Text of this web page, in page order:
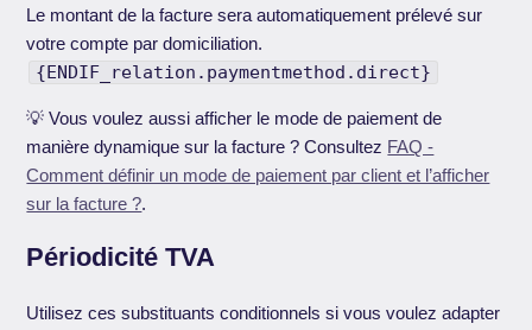
Le montant de la facture sera automatiquement prélevé sur
votre compte par domiciliation.
{ENDIF_relation.paymentmethod.direct}
💡 Vous voulez aussi afficher le mode de paiement de
manière dynamique sur la facture ? Consultez FAQ -
Comment définir un mode de paiement par client et l’afficher
sur la facture ?.
Périodicité TVA
Utilisez ces substituants conditionnels si vous voulez adapter